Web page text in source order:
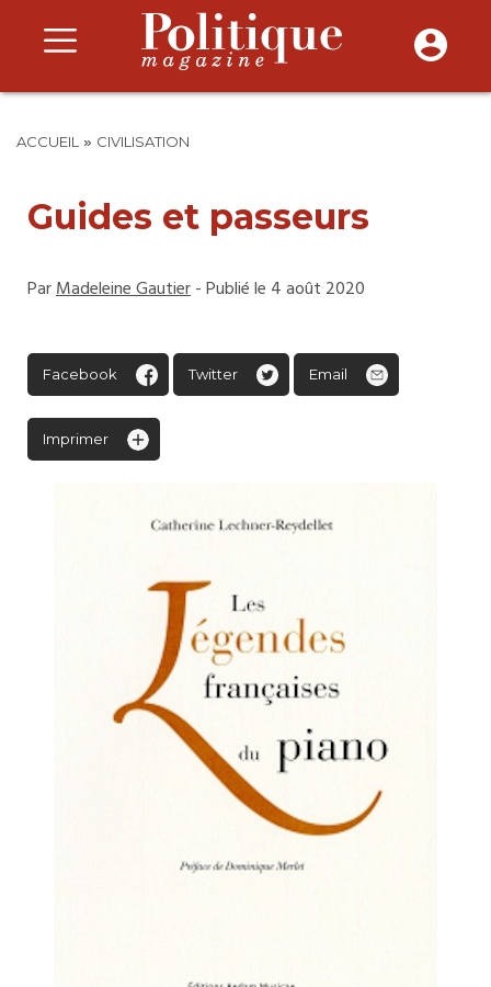
ACCUEIL » CIVILISATION
Guides et passeurs
ParMadeleine Gautier- Publié le 4 août 2020
Facebook Twitter Email
Imprimer